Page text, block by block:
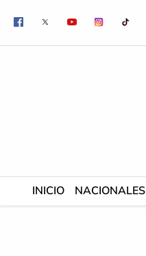
contenido
INICIO NACIONALES